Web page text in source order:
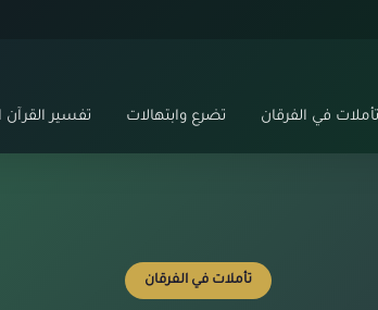
تأملات في الفرقان تضرع وابتهالات تفسير القرآن
تأملات في الفرقان